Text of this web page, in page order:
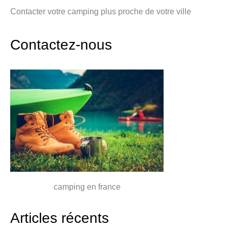
Contacter votre camping plus proche de votre ville
Contactez-nous
camping en france
Articles récents